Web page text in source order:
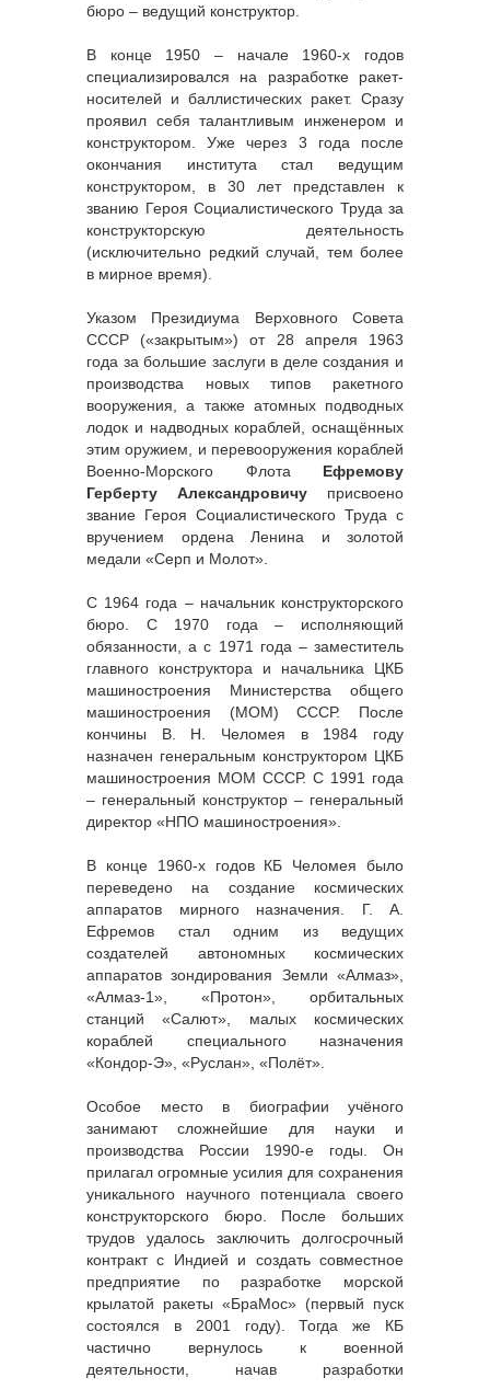
бюро – ведущий конструктор.
В конце 1950 – начале 1960-х годов
специализировался на разработке ракет-
носителей и баллистических ракет. Сразу
проявил себя талантливым инженером и
конструктором. Уже через 3 года после
окончания института стал ведущим
конструктором, в 30 лет представлен к
званию Героя Социалистического Труда за
конструкторскую деятельность
(исключительно редкий случай, тем более
в мирное время).
Указом Президиума Верховного Совета
СССР («закрытым») от 28 апреля 1963
года за большие заслуги в деле создания и
производства новых типов ракетного
вооружения, а также атомных подводных
лодок и надводных кораблей, оснащённых
этим оружием, и перевооружения кораблей
Военно-Морского Флота Ефремову
Герберту Александровичу присвоено
звание Героя Социалистического Труда с
вручением ордена Ленина и золотой
медали «Серп и Молот».
С 1964 года – начальник конструкторского
бюро. С 1970 года – исполняющий
обязанности, а с 1971 года – заместитель
главного конструктора и начальника ЦКБ
машиностроения Министерства общего
машиностроения (МОМ) СССР. После
кончины В. Н. Челомея в 1984 году
назначен генеральным конструктором ЦКБ
машиностроения МОМ СССР. С 1991 года
– генеральный конструктор – генеральный
директор «НПО машиностроения».
В конце 1960-х годов КБ Челомея было
переведено на создание космических
аппаратов мирного назначения. Г. А.
Ефремов стал одним из ведущих
создателей автономных космических
аппаратов зондирования Земли «Алмаз»,
«Алмаз-1», «Протон», орбитальных
станций «Салют», малых космических
кораблей специального назначения
«Кондор-Э», «Руслан», «Полёт».
Особое место в биографии учёного
занимают сложнейшие для науки и
производства России 1990-е годы. Он
прилагал огромные усилия для сохранения
уникального научного потенциала своего
конструкторского бюро. После больших
трудов удалось заключить долгосрочный
контракт с Индией и создать совместное
предприятие по разработке морской
крылатой ракеты «БраМос» (первый пуск
состоялся в 2001 году). Тогда же КБ
частично вернулось к военной
деятельности, начав разработки